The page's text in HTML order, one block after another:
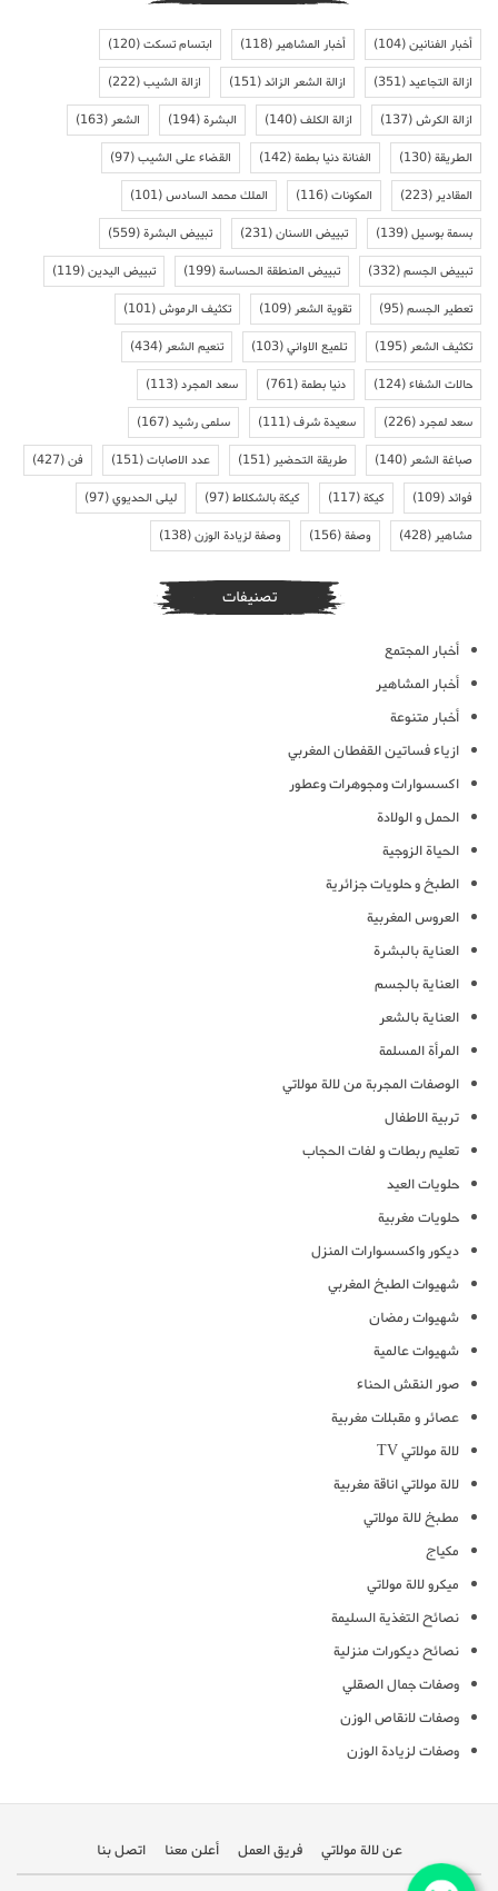
أخبار الفنانين(104) أخبار المشاهير(118) ابتسام تسكت(120)
ازالة التجاعيد(351) ازالة الشعر الزائد(151) ازالة الشيب(222)
ازالة الكرش(137) ازالة الكلف(140) البشرة(194) الشعر(163)
الطريقة(130) الفنانة دنيا بطمة(142) القضاء على الشيب(97)
المقادير(223) المكونات(116) الملك محمد السادس(101)
بسمة بوسيل(139) تبييض الاسنان(231) تبييض البشرة(559)
تبييض الجسم(332) تبييض المنطقة الحساسة(199) تبييض اليدين(119)
تعطير الجسم(95) تقوية الشعر(109) تكثيف الرموش(101)
تكثيف الشعر(195) تلميع الاواني(103) تنعيم الشعر(434)
حالات الشفاء(124) دنيا بطمة(761) سعد المجرد(113)
سعد لمجرد(226) سعيدة شرف(111) سلمى رشيد(167)
صباغة الشعر(140) طريقة التحضير(151) عدد الاصابات(151) فن(427)
فوائد(109) كيكة(117) كيكة بالشكلاط(97) ليلى الحديوي(97)
مشاهير(428) وصفة(156) وصفة لزيادة الوزن(138)
تصنيفات
أخبار المجتمع
أخبار المشاهير
أخبار متنوعة
ازياء فساتين القفطان المغربي
اكسسوارات ومجوهرات وعطور
الحمل و الولادة
الحياة الزوجية
الطبخ و حلويات جزائرية
العروس المغربية
العناية بالبشرة
العناية بالجسم
العناية بالشعر
المرأة المسلمة
الوصفات المجربة من لالة مولاتي
تربية الاطفال
تعليم ربطات و لفات الحجاب
حلويات العيد
حلويات مغربية
ديكور واكسسوارات المنزل
شهيوات الطبخ المغربي
شهيوات رمضان
شهيوات عالمية
صور النقش الحناء
عصائر و مقبلات مغربية
لالة مولاتي TV
لالة مولاتي اناقة مغربية
مطبخ لالة مولاتي
مكياج
ميكرو لالة مولاتي
نصائح التغذية السليمة
نصائح ديكورات منزلية
وصفات جمال الصقلي
وصفات لانقاص الوزن
وصفات لزيادة الوزن
عن لالة مولاتي فريق العمل أعلن معنا اتصل بنا